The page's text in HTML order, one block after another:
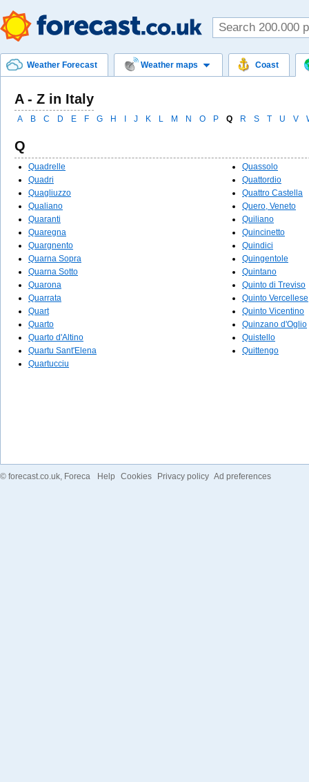
Weather Forecast Weather maps Coast
A - Z in Italy
A B C D E F G H J K L M N O P Q R S T U V
Q
Quadrelle
Quadri
Quagliuzzo
Qualiano
Quaranti
Quaregna
Quargnento
Quarna Sopra
Quarna Sotto
Quarona
Quarrata
Quart
Quarto
Quarto d'Altino
Quartu Sant'Elena
Quartucciu
Quassolo
Quattordio
Quattro Castella
Quero, Veneto
Quiliano
Quincinetto
Quindici
Quingentole
Quintano
Quinto di Treviso
Quinto Vercellese
Quinto Vicentino
Quinzano d'Oglio
Quistello
Quittengo
© forecast.co.uk, Foreca Help Cookies Privacy policy Ad preferences